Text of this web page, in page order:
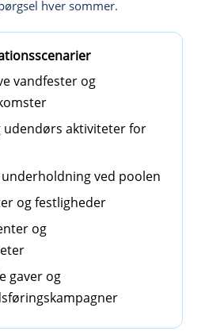
hver sommer.
vandfester og
udendørs aktiviteter for
ved poolen
og festligheder
og
gaver og